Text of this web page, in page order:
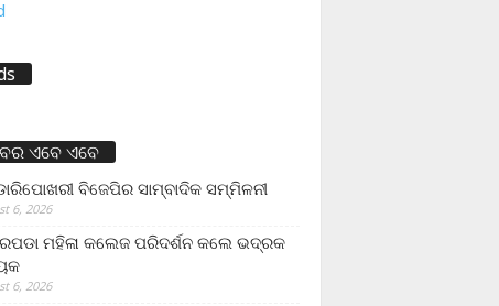
ଏବେ ଏବେ
ବିଜେପିର ସାମ୍ବାଦିକ ସମ୍ମିଳନୀ
6, 2026
ମହିଳା କଲେଜ ପରିଦର୍ଶନ କଲେ ଭଦ୍ରକ
6, 2026